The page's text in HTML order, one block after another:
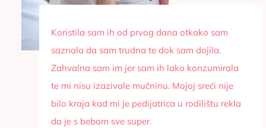
Koristila sam ih od prvog dana otkako sam
saznala da sam trudna te dok sam dojila.
Zahvalna sam im jer sam ih lako konzumirala
te mi nisu izazivale mučninu. Mojoj sreći nije
bilo kraja kad mi je pedijatrica u rodilištu rekla
da je s bebom sve super.